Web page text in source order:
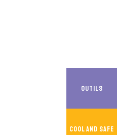
Outils
Cool And Safe